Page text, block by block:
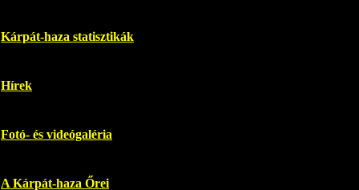
Kárpát-haza statisztikák
Hírek
Fotó- és videógaléria
A Kárpát-haza Őrei